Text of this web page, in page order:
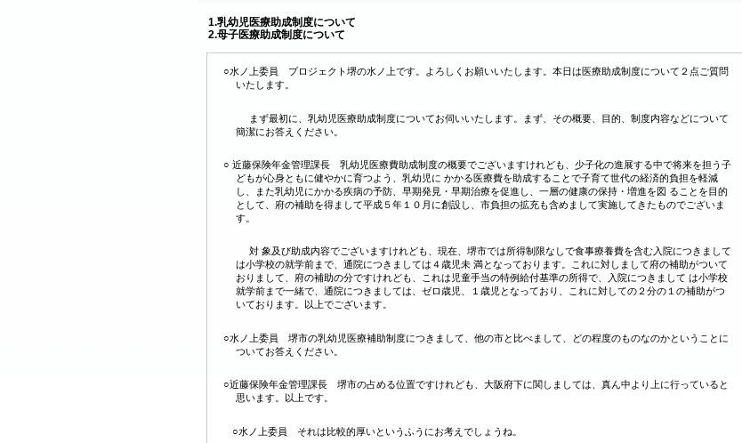
1.乳幼児医療助成制度について
2.母子医療助成制度について
○水ノ上委員 プロジェクト堺の水ノ上です。よろしくお願いいたします。本日は医療助成制度について２点ご質問
いたします。
まず最初に、乳幼児医療助成制度についてお伺いいたします。まず、その概要、目的、制度内容などについて
簡潔にお答えください。
○ 近藤保険年金管理課長 乳幼児医療費助成制度の概要でございますけれども、少子化の進展する中で将来を担う子
どもが心身ともに健やかに育つよう、乳幼児に かかる医療費を助成することで子育て世代の経済的負担を軽減
し、また乳幼児にかかる疾病の予防、早期発見・早期治療を促進し、一層の健康の保持・増進を図 ることを目的
として、府の補助を得まして平成５年１０月に創設し、市負担の拡充も含めまして実施してきたものでございま
す。
対 象及び助成内容でございますけれども、現在、堺市では所得制限なしで食事療養費を含む入院につきまして
は小学校の就学前まで、通院につきましては４歳児未 満となっております。これに対しまして府の補助がついて
おりまして、府の補助の分ですけれども、これは児童手当の特例給付基準の所得で、入院につきまして は小学校
就学前まで一緒で、通院につきましては、ゼロ歳児、１歳児となっており、これに対しての２分の１の補助がつ
いております。以上でございます。
○水ノ上委員 堺市の乳幼児医療補助制度につきまして、他の市と比べまして、どの程度のものなのかということに
ついてお答えください。
○近藤保険年金管理課長 堺市の占める位置ですけれども、大阪府下に関しましては、真ん中より上に行っていると
思います。以上です。
○水ノ上委員 それは比較的厚いというふうにお考えでしょうね。